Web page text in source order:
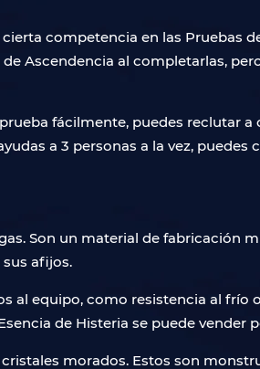
competencia en las Pruebas
Ascendencia al completarlas,
fácilmente, puedes reclutar
a 3 personas a la vez, puedes
Son un material de fabricación
afijos.
al equipo, como resistencia al frío
de Histeria se puede vender
morados. Estos son